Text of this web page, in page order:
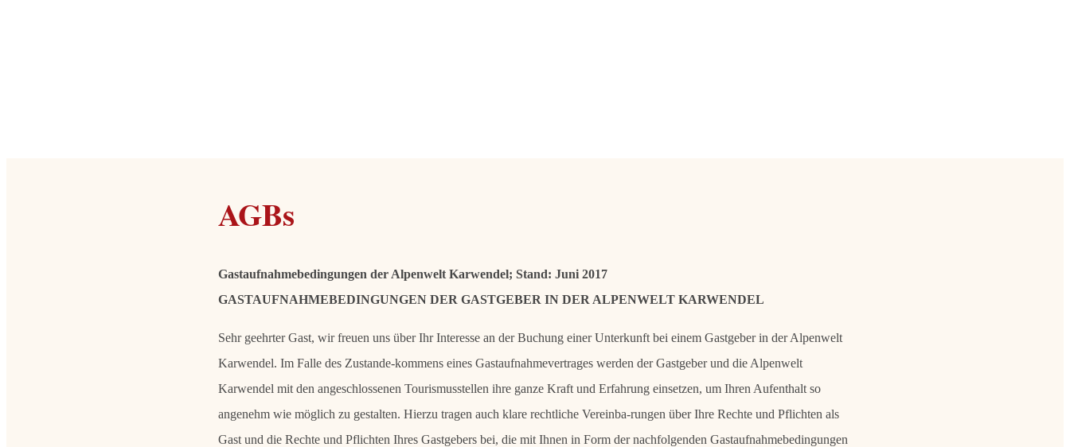
AGBs
Gastaufnahmebedingungen der Alpenwelt Karwendel; Stand: Juni 2017
GASTAUFNAHMEBEDINGUNGEN DER GASTGEBER IN DER ALPENWELT KARWENDEL
Sehr geehrter Gast, wir freuen uns über Ihr Interesse an der Buchung einer Unterkunft bei einem Gastgeber in der Alpenwelt
Karwendel. Im Falle des Zustande-kommens eines Gastaufnahmevertrages werden der Gastgeber und die Alpenwelt
Karwendel mit den angeschlossenen Tourismusstellen ihre ganze Kraft und Erfahrung einsetzen, um Ihren Aufenthalt so
angenehm wie möglich zu gestalten. Hierzu tragen auch klare rechtliche Vereinba-rungen über Ihre Rechte und Pflichten als
Gast und die Rechte und Pflichten Ihres Gastgebers bei, die mit Ihnen in Form der nachfolgenden Gastaufnahmebedingungen